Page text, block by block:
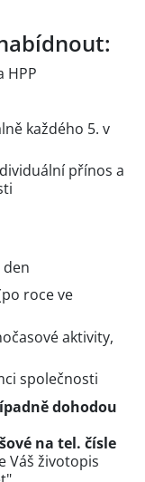
HPP
každého 5. v
přínos a
roce ve
aktivity,
společnosti
dohodou
na tel. čísle
Váš životopis